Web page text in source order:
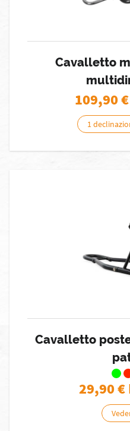
Cavalletto
109,90
1
Cavalletto
29,90€